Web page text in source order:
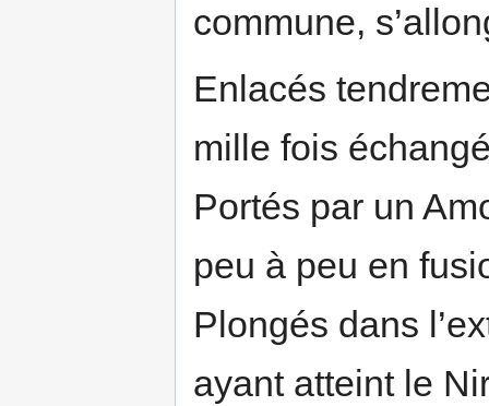
commune,
Enlacés
mille fois
Portés par un
peu à peu en
Plongés dans
ayant atteint le